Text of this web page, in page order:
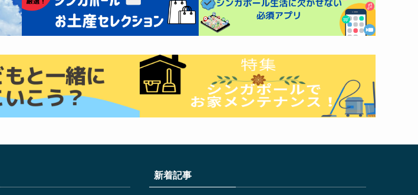
新着記事